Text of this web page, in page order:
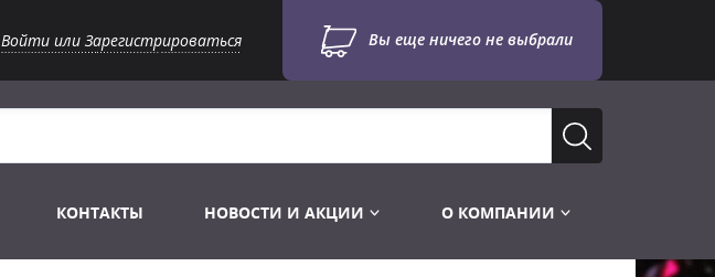
Войти или Зарегистрироваться Вы еще ничего не выбрали
КОНТАКТЫ НОВОСТИ И АКЦИИ О КОМПАНИИ